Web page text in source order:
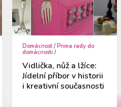
Domácnost /Prima rady do
domácnosti /
Vidlička, nůž a lžíce:
Jídelní příbor v historii
i kreativní současnosti